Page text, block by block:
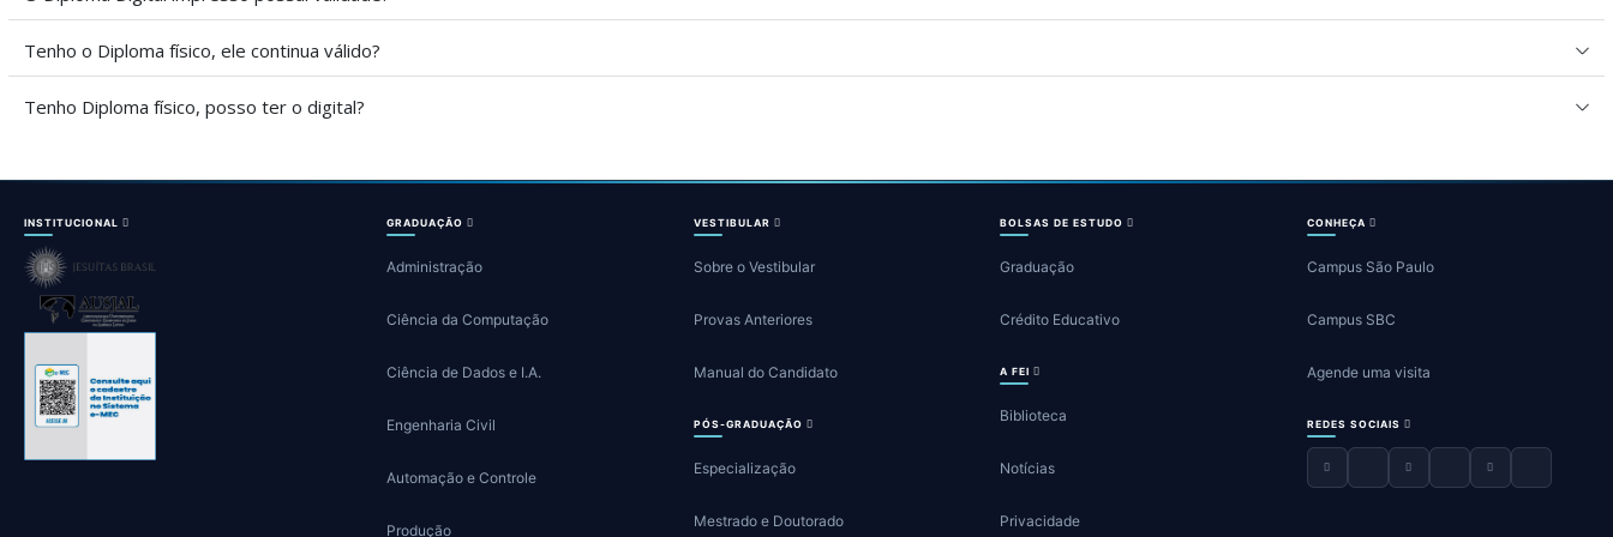
Tenho o Diploma físico, ele continua válido?
Tenho Diploma físico, posso ter o digital?
INSTITUCIONAL GRADUAÇÃO
Administração
Ciência da Computação
Ciência de Dados e I.A.
Engenharia Civil
Automação e Controle
Produção
VESTIBULAR
Sobre o Vestibular
Provas Anteriores
Manual do Candidato
PÓS-GRADUAÇÃO
Especialização
Mestrado e Doutorado
BOLSAS DE ESTUDO
Graduação
Crédito Educativo
A FEI
Biblioteca
Notícias
Privacidade
CONHEÇA
Campus São Paulo
Campus SBC
Agende uma visita
REDES SOCIAIS